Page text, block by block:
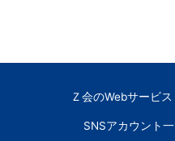
Ｚ会のWebサービス
SNSアカウント